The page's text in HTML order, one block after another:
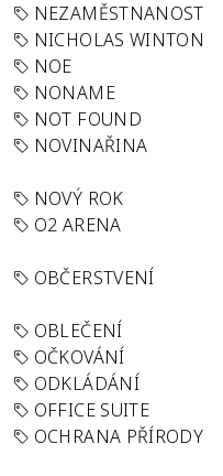
NEZAMĚSTNANOST
NICHOLAS WINTON
NOE
NONAME
NOT FOUND
NOVINAŘINA
NOVÝ ROK
O2 ARENA
OBČERSTVENÍ
OBLEČENÍ
OČKOVÁNÍ
ODKLÁDÁNÍ
OFFICE SUITE
OCHRANA PŘÍRODY